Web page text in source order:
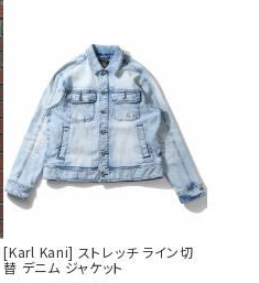
[Karl Kani] ストレッチ ライン切
替 デニム ジャケット